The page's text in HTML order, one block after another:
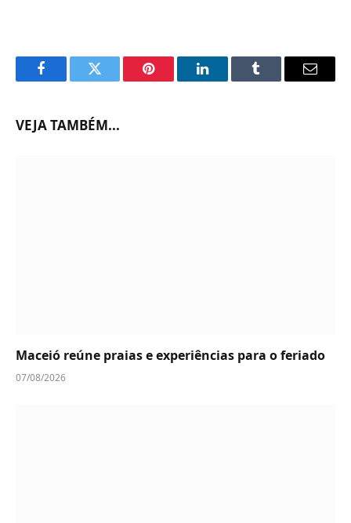
FacebookTwitter Pinterest LinkedInTumblr Email
VEJA TAMBÉM...
Maceió reúne praias e experiências para o feriado
07/08/2026